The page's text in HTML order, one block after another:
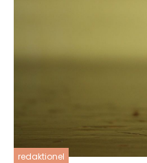
redaktionel